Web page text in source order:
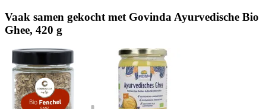
Vaak samen gekocht met Govinda Ayurvedische Bio
Ghee, 420 g